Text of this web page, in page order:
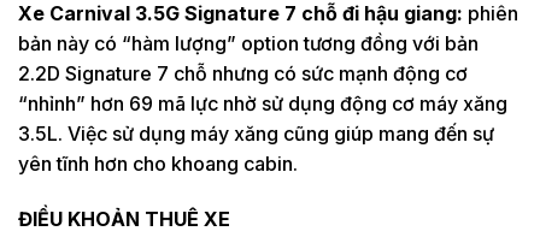
Xe Carnival 3.5G Signature 7 chỗ đi hậu giang: phiên
bản này có “hàm lượng” option tương đồng với bản
2.2D Signature 7 chỗ nhưng có sức mạnh động cơ
“nhỉnh” hơn 69 mã lực nhờ sử dụng động cơ máy xăng
3.5L. Việc sử dụng máy xăng cũng giúp mang đến sự
yên tĩnh hơn cho khoang cabin.
ĐIỀU KHOẢN THUÊ XE